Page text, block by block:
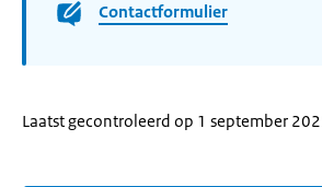
Contactformulier
Laatst gecontroleerd op 1 september